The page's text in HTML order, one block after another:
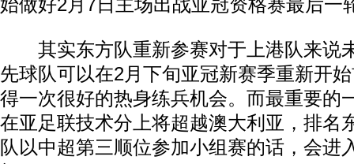
始做好2月7日主场出战亚冠资格赛最后一
其实东方队重新参赛对于上港队来说
先球队可以在2月下旬亚冠新赛季重新开
得一次很好的热身练兵机会。而最重要的
在亚足联技术分上将超越澳大利亚，排名
队以中超第三顺位参加小组赛的话，会进